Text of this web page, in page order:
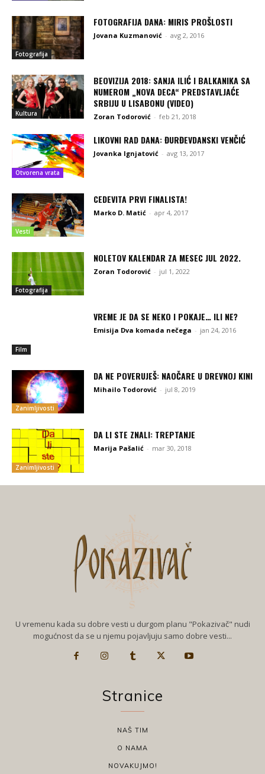
Fotografija
FOTOGRAFIJA DANA: MIRIS PROŠLOSTI
Jovana Kuzmanović - avg 2, 2016
Kultura
BEOVIZIJA 2018: SANJA ILIĆ I BALKANIKA SA
NUMEROM „NOVA DECA“ PREDSTAVLJAĆE
SRBIJU U LISABONU (VIDEO)
Zoran Todorović - feb 21, 2018
Otvorena vrata
LIKOVNI RAD DANA: ĐURĐEVDANSKI VENČIĆ
Jovanka Ignjatović - avg 13, 2017
Vesti
CEDEVITA PRVI FINALISTA!
Marko D. Matić - apr 4, 2017
Fotografija
NOLETOV KALENDAR ZA MESEC JUL 2022.
Zoran Todorović - jul 1, 2022
Film
VREME JE DA SE NEKO I POKAJE… ILI NE?
Emisija Dva komada nečega - jan 24, 2016
Zanimljivosti
DA NE POVERUJEŠ: NAOČARE U DREVNOJ KINI
Mihailo Todorović - jul 8, 2019
Zanimljivosti
DA LI STE ZNALI: TREPTANJE
Marija Pašalić - mar 30, 2018
U vremenu kada su dobre vesti u durgom planu "Pokazivač" nudi
mogućnost da se u njemu pojavljuju samo dobre vesti...
Stranice
NAŠ TIM
O NAMA
NOVAKUJMO!